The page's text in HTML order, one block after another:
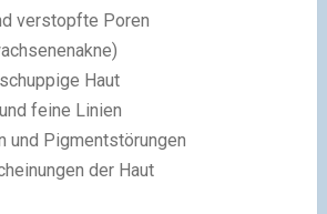
verstopfte Poren
Haut
feine Linien
und Pigmentstörungen
der Haut